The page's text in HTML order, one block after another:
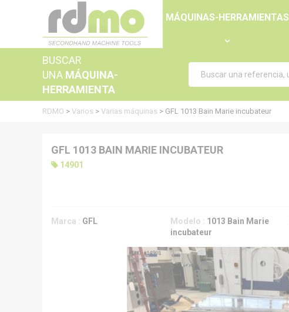
MÁQUINAS-HERRAMIENTAS
BUSCAR
UNA MÁQUINA-
HERRAMIENTA
RDMO > Varios > Varias máquinas > GFL 1013 Bain Marie incubateur
GFL 1013 BAIN MARIE INCUBATEUR
14901
Marca : GFL Modelo : 1013 Bain Marie
incubateur